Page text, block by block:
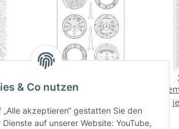
& Co nutzen
akzeptieren“ gestatten Sie den
auf unserer Website: YouTube,
A5
Stemperia Molds DIN A4
Anzeigen